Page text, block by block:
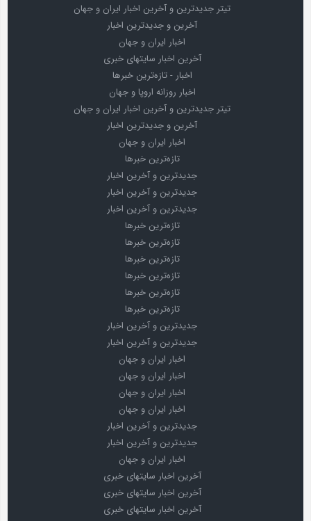
تیتر جدیدترین و آخرین اخبار ایران و جهان
آخرین و جدیدترین اخبار
اخبار ایران و جهان
آخرین اخبار سایتهای خبری
اخبار - تازه‌ترین خبرها
اخبار روزانه اروپا و جهان
تیتر جدیدترین و آخرین اخبار ایران و جهان
آخرین و جدیدترین اخبار
اخبار ایران و جهان
تازه‌ترین خبرها
جدیدترین و آخرین اخبار
جدیدترین و آخرین اخبار
جدیدترین و آخرین اخبار
تازه‌ترین خبرها
تازه‌ترین خبرها
تازه‌ترین خبرها
تازه‌ترین خبرها
تازه‌ترین خبرها
تازه‌ترین خبرها
جدیدترین و آخرین اخبار
جدیدترین و آخرین اخبار
اخبار ایران و جهان
اخبار ایران و جهان
اخبار ایران و جهان
اخبار ایران و جهان
جدیدترین و آخرین اخبار
جدیدترین و آخرین اخبار
اخبار ایران و جهان
آخرین اخبار سایتهای خبری
آخرین اخبار سایتهای خبری
آخرین اخبار سایتهای خبری